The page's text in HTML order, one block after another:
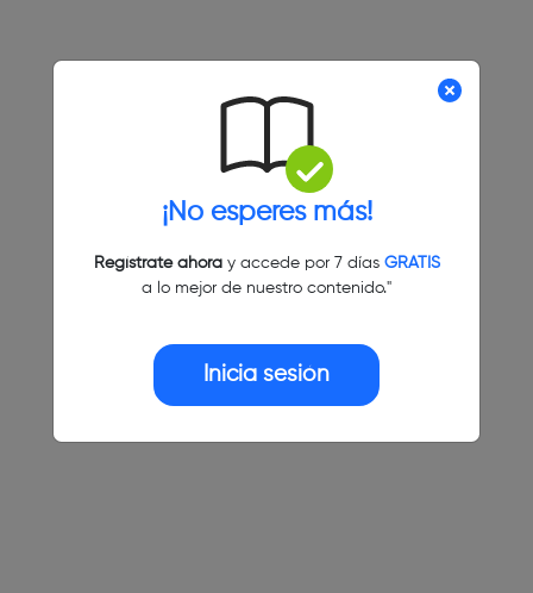
¡No esperes más!
Regístrate ahoray accede por 7 días GRATIS
a lo mejor de nuestro contenido."
Inicia sesión